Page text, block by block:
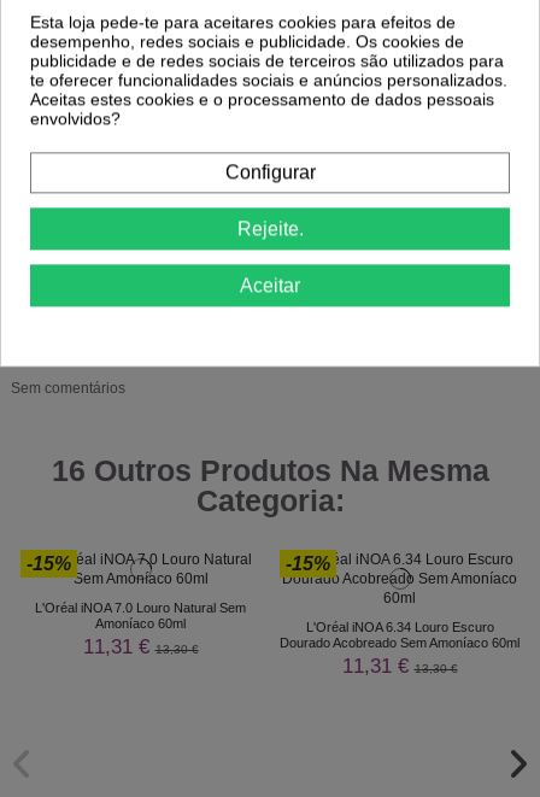
tempo de pose recomendado é de 35 minutos
Qual oxidante utilizar com iNOA?
A coloração deve ser utilizada com oxidante iNOA, respeitando a proporção
1:1
10 vol – até 1 nível de aclaramento
30 vol – até 3 níveis
Sem comentários
16 Outros Produtos Na Mesma
Categoria:
-15%
L'Oréal iNOA 7.0 Louro Natural Sem
Amoníaco 60ml
11,31 €13,30 €
-15%
L'Oréal iNOA 6.34 Louro Escuro
Dourado Acobreado Sem Amoníaco 60ml
11,31 €13,30 €
Esta loja pede-te para aceitares cookies para efeitos de
desempenho, redes sociais e publicidade. Os cookies de
publicidade e de redes sociais de terceiros são utilizados para
te oferecer funcionalidades sociais e anúncios personalizados.
Aceitas estes cookies e o processamento de dados pessoais
envolvidos?
Configurar
Rejeite.
Aceitar